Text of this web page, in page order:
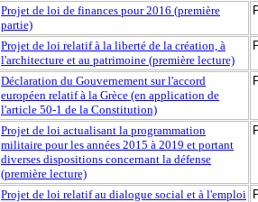
Projet de loi de finances pour 2016 (première
partie)
Projet de loi relatif à la liberté de la création, à
l'architecture et au patrimoine (première lecture)
Déclaration du Gouvernement sur l'accord
européen relatif à la Grèce (en application de
l'article 50-1 de la Constitution)
Projet de loi actualisant la programmation
militaire pour les années 2015 à 2019 et portant
diverses dispositions concernant la défense
(première lecture)
Projet de loi relatif au dialogue social et à l'emploi